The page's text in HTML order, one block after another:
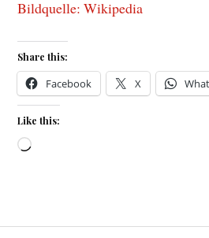
Bildquelle: Wikipedia
Share this:
Facebook X
Like this:
Loading…